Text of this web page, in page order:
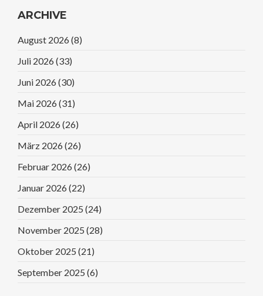
ARCHIVE
August 2026 (8)
Juli 2026 (33)
Juni 2026 (30)
Mai 2026 (31)
April 2026 (26)
März 2026 (26)
Februar 2026 (26)
Januar 2026 (22)
Dezember 2025 (24)
November 2025 (28)
Oktober 2025 (21)
September 2025 (6)